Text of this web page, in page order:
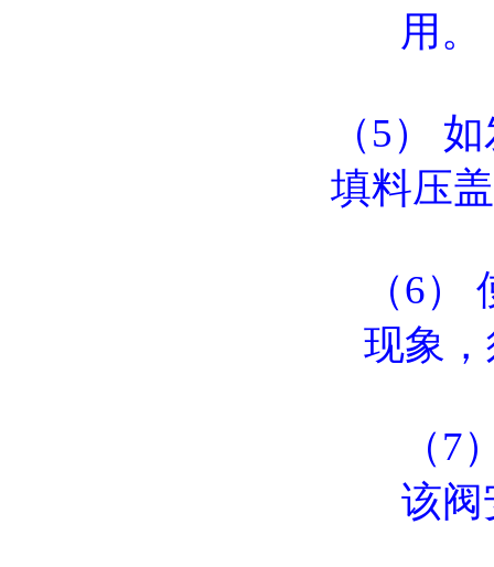
用。
（5）
填料压
（6
现象
（
该阀